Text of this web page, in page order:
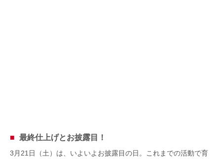
最終仕上げとお披露目！
3月21日（土）は、いよいよお披露目の日。これまでの活動で育